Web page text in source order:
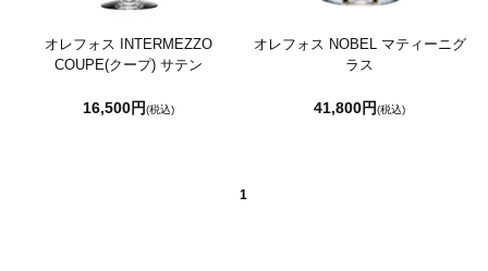
オレフォス INTERMEZZO
COUPE(クープ) サテン
16,500円(税込)
オレフォス NOBEL マティーニグ
ラス
41,800円(税込)
1